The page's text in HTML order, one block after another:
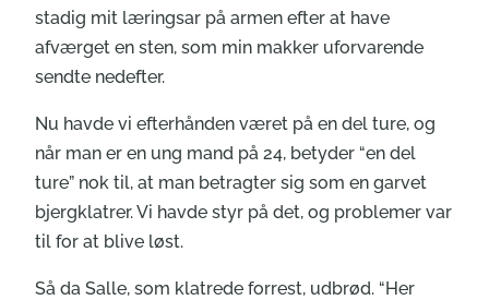
stadig mit læringsar på armen efter at have
afværget en sten, som min makker uforvarende
sendte nedefter.
Nu havde vi efterhånden været på en del ture, og
når man er en ung mand på 24, betyder “en del
ture” nok til, at man betragter sig som en garvet
bjergklatrer. Vi havde styr på det, og problemer var
til for at blive løst.
Så da Salle, som klatrede forrest, udbrød. “Her